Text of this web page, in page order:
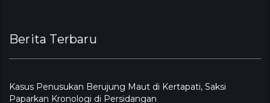
Berita Terbaru
Kasus Penusukan Berujung Maut di Kertapati, Saksi
Paparkan Kronologi di Persidangan